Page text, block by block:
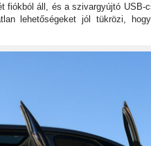
fiókból áll, és a szivargyújtó USB-
lehetőségeket jól tükrözi,